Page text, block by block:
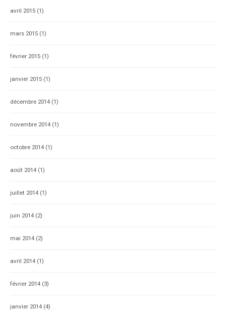
avril 2015 (1)
mars 2015 (1)
février 2015 (1)
janvier 2015 (1)
décembre 2014 (1)
novembre 2014 (1)
octobre 2014 (1)
août 2014 (1)
juillet 2014 (1)
juin 2014 (2)
mai 2014 (2)
avril 2014 (1)
février 2014 (3)
janvier 2014 (4)